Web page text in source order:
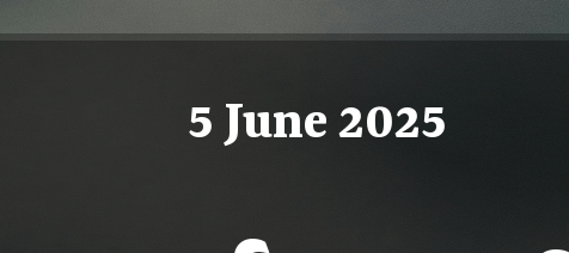
5 June 2025